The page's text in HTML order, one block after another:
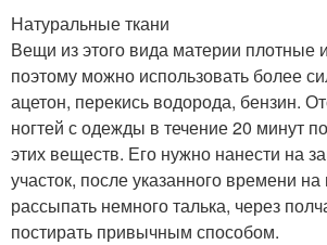
Натуральные ткани
Вещи из этого вида материи плотные
поэтому можно использовать более
ацетон, перекись водорода, бензин.
ногтей с одежды в течение 20 минут
этих веществ. Его нужно нанести на
участок, после указанного времени
рассыпать немного талька, через
постирать привычным способом.